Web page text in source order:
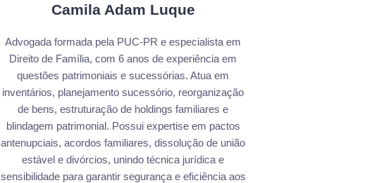
Camila Adam Luque
Advogada formada pela PUC-PR e especialista em
Direito de Família, com 6 anos de experiência em
questões patrimoniais e sucessórias. Atua em
inventários, planejamento sucessório, reorganização
de bens, estruturação de holdings familiares e
blindagem patrimonial. Possui expertise em pactos
antenupciais, acordos familiares, dissolução de união
estável e divórcios, unindo técnica jurídica e
sensibilidade para garantir segurança e eficiência aos